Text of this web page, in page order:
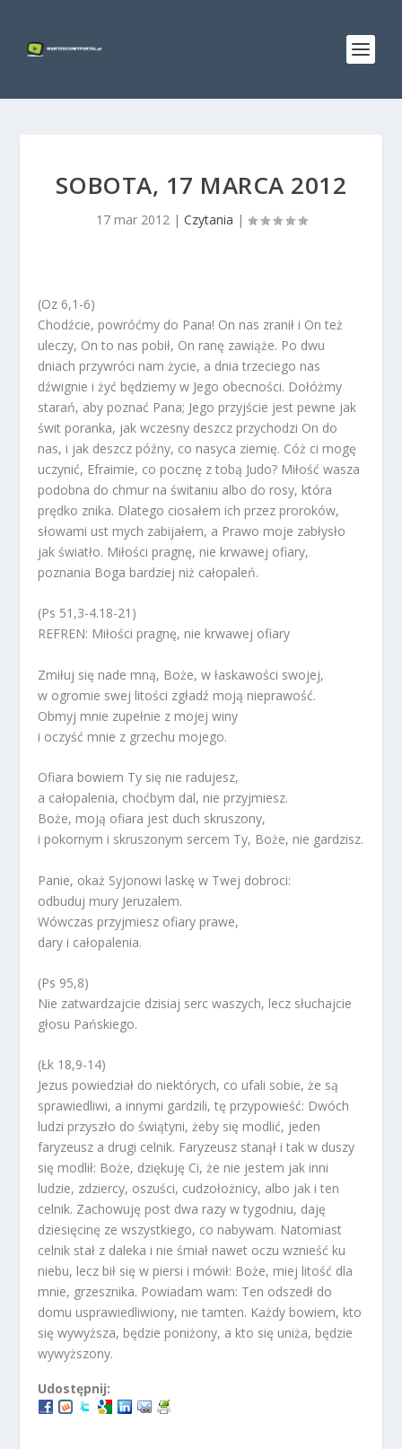
SOBOTA, 17 MARCA 2012
17 mar 2012| Czytania |
(Oz 6,1-6)
Chodźcie, powróćmy do Pana! On nas zranił i On też
uleczy, On to nas pobił, On ranę zawiąże. Po dwu
dniach przywróci nam życie, a dnia trzeciego nas
dźwignie i żyć będziemy w Jego obecności. Dołóżmy
starań, aby poznać Pana; Jego przyjście jest pewne jak
świt poranka, jak wczesny deszcz przychodzi On do
nas, i jak deszcz późny, co nasyca ziemię. Cóż ci mogę
uczynić, Efraimie, co pocznę z tobą Judo? Miłość wasza
podobna do chmur na świtaniu albo do rosy, która
prędko znika. Dlatego ciosałem ich przez proroków,
słowami ust mych zabijałem, a Prawo moje zabłysło
jak światło. Miłości pragnę, nie krwawej ofiary,
poznania Boga bardziej niż całopaleń.
(Ps 51,3-4.18-21)
REFREN: Miłości pragnę, nie krwawej ofiary
Zmiłuj się nade mną, Boże, w łaskawości swojej,
w ogromie swej litości zgładź moją nieprawość.
Obmyj mnie zupełnie z mojej winy
i oczyść mnie z grzechu mojego.
Ofiara bowiem Ty się nie radujesz,
a całopalenia, choćbym dal, nie przyjmiesz.
Boże, moją ofiara jest duch skruszony,
i pokornym i skruszonym sercem Ty, Boże, nie gardzisz.
Panie, okaż Syjonowi laskę w Twej dobroci:
odbuduj mury Jeruzalem.
Wówczas przyjmiesz ofiary prawe,
dary i całopalenia.
(Ps 95,8)
Nie zatwardzajcie dzisiaj serc waszych, lecz słuchajcie
głosu Pańskiego.
(Łk 18,9-14)
Jezus powiedział do niektórych, co ufali sobie, że są
sprawiedliwi, a innymi gardzili, tę przypowieść: Dwóch
ludzi przyszło do świątyni, żeby się modlić, jeden
faryzeusz a drugi celnik. Faryzeusz stanął i tak w duszy
się modlił: Boże, dziękuję Ci, że nie jestem jak inni
ludzie, zdziercy, oszuści, cudzołożnicy, albo jak i ten
celnik. Zachowuję post dwa razy w tygodniu, daję
dziesięcinę ze wszystkiego, co nabywam. Natomiast
celnik stał z daleka i nie śmiał nawet oczu wznieść ku
niebu, lecz bił się w piersi i mówił: Boże, miej litość dla
mnie, grzesznika. Powiadam wam: Ten odszedł do
domu usprawiedliwiony, nie tamten. Każdy bowiem, kto
się wywyższa, będzie poniżony, a kto się uniża, będzie
wywyższony.
Udostępnij: